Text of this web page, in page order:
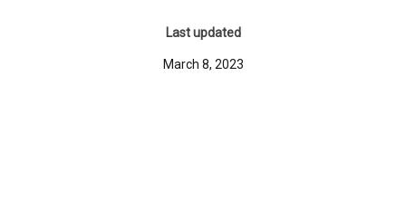
Last updated
March 8, 2023